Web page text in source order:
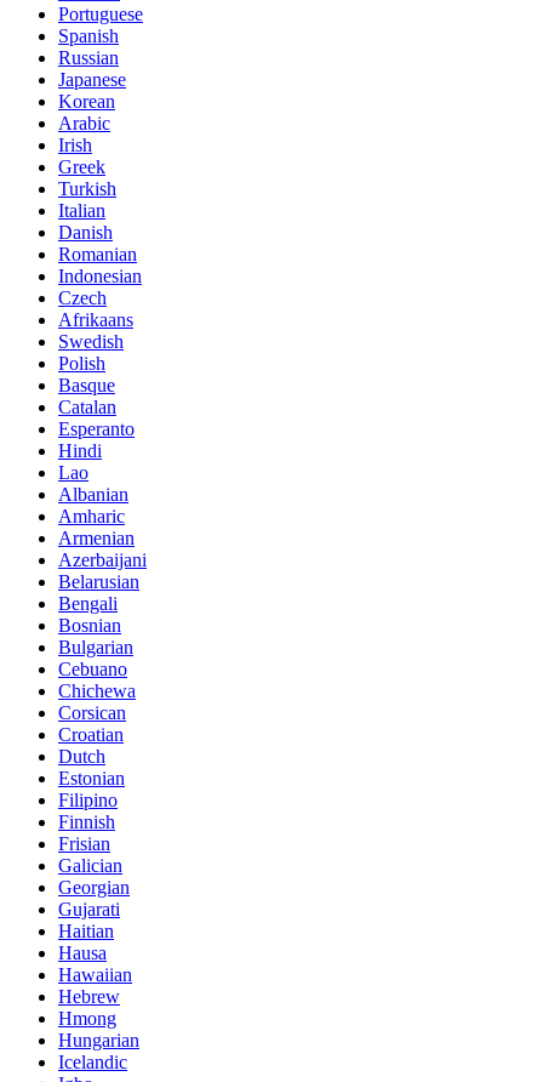
Portuguese
Spanish
Russian
Japanese
Korean
Arabic
Irish
Greek
Turkish
Italian
Danish
Romanian
Indonesian
Czech
Afrikaans
Swedish
Polish
Basque
Catalan
Esperanto
Hindi
Lao
Albanian
Amharic
Armenian
Azerbaijani
Belarusian
Bengali
Bosnian
Bulgarian
Cebuano
Chichewa
Corsican
Croatian
Dutch
Estonian
Filipino
Finnish
Frisian
Galician
Georgian
Gujarati
Haitian
Hausa
Hawaiian
Hebrew
Hmong
Hungarian
Icelandic